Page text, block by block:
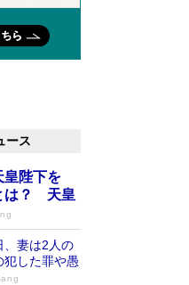
ース
皇陛下を
は？ 天皇
、妻は2人の
した罪や愚